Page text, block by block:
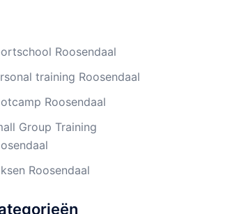
Roosendaal
training Roosendaal
Roosendaal
Group Training
Roosendaal